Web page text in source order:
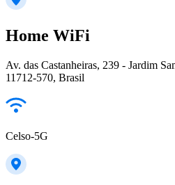
Home WiFi
Av. das Castanheiras, 239 - Jardim
11712-570, Brasil
Celso-5G